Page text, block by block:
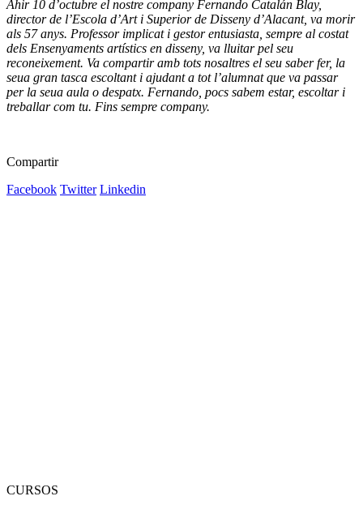
Ahir 10 d’octubre el nostre company Fernando Catalán Blay,
director de l’Escola d’Art i Superior de Disseny d’Alacant, va morir
als 57 anys. Professor implicat i gestor entusiasta, sempre al costat
dels Ensenyaments artístics en disseny, va lluitar pel seu
reconeixement. Va compartir amb tots nosaltres el seu saber fer, la
seua gran tasca escoltant i ajudant a tot l’alumnat que va passar
per la seua aula o despatx. Fernando, pocs sabem estar, escoltar i
treballar com tu. Fins sempre company.
Compartir
Facebook Twitter Linkedin
CURSOS